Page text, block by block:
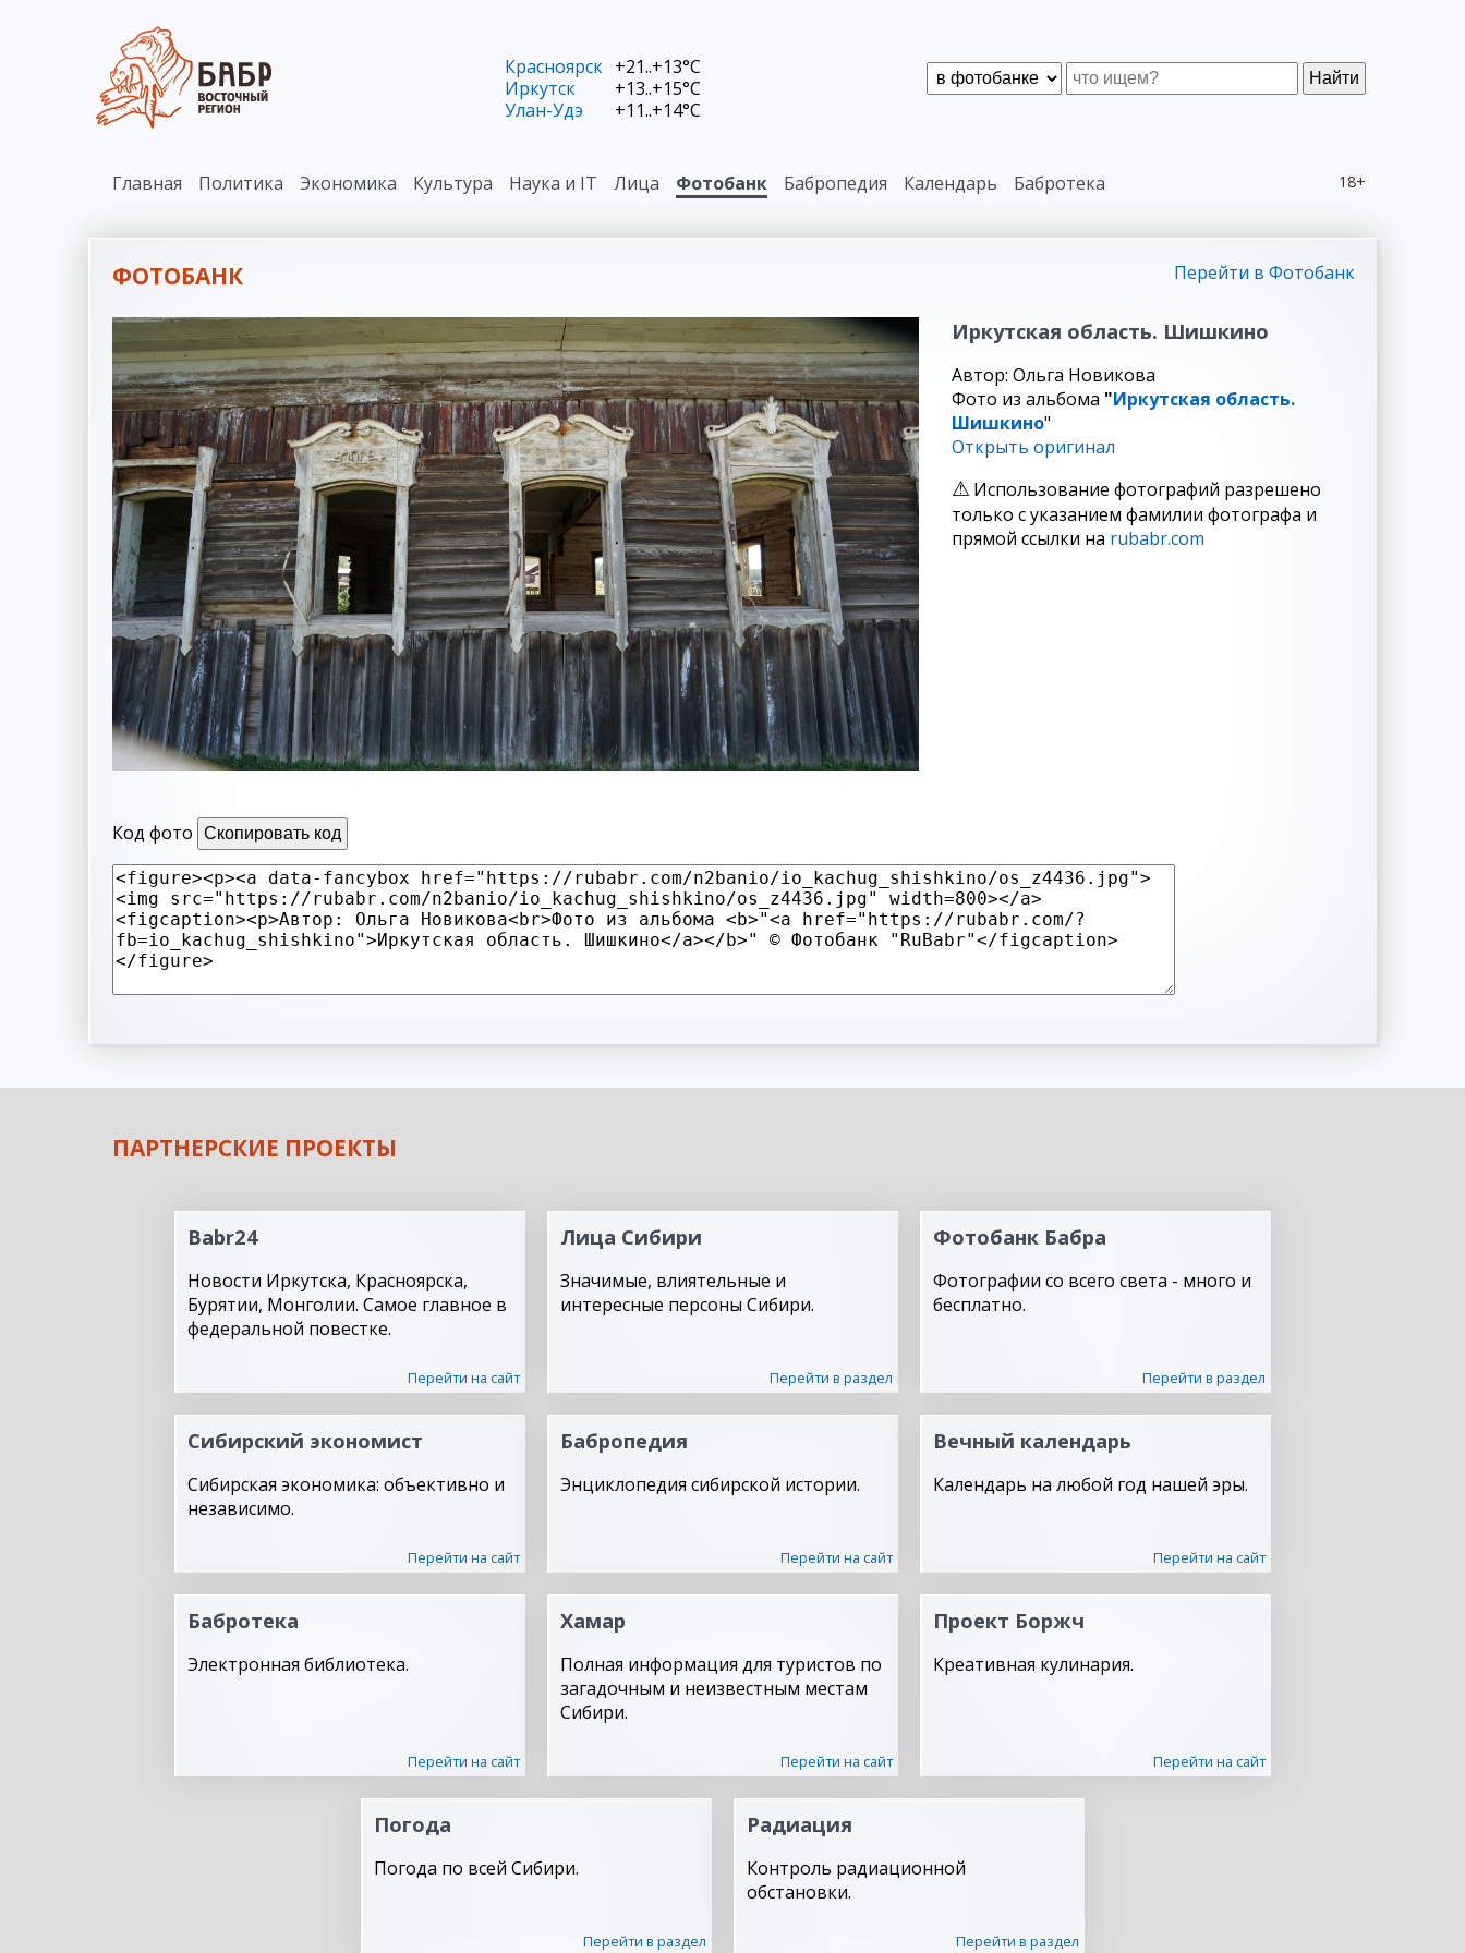
Найти
Красноярск +21..+13°C
Иркутск
+13..+15°C
Улан-Удэ
+11..+14°C
18+
Главная Политика Экономика Культура Наука и IT Лица Фотобанк Бабропедия Календарь Бабротека
ФОТОБАНК Перейти в Фотобанк
Иркутская область. Шишкино
Автор: Ольга Новикова
Фото из альбома "Иркутская область.
Шишкино"
Открыть оригинал
Использование фотографий разрешено
только с указанием фамилии фотографа и
прямой ссылки на rubabr.com
Код фото Скопировать код
ПАРТНЕРСКИЕ ПРОЕКТЫ
Babr24
Новости Иркутска, Красноярска,
Бурятии, Монголии. Самое главное в
федеральной повестке.
Перейти на сайт
Лица Сибири
Значимые, влиятельные и
интересные персоны Сибири.
Перейти в раздел
Фотобанк Бабра
Фотографии со всего света - много и
бесплатно.
Перейти в раздел
Сибирский экономист
Сибирская экономика: объективно и
независимо.
Перейти на сайт
Бабропедия
Энциклопедия сибирской истории.
Перейти на сайт
Вечный календарь
Календарь на любой год нашей эры.
Перейти на сайт
Бабротека
Электронная библиотека.
Перейти на сайт
Хамар
Полная информация для туристов по
загадочным и неизвестным местам
Сибири.
Перейти на сайт
Проект Боржч
Креативная кулинария.
Перейти на сайт
Погода
Погода по всей Сибири.
Перейти в раздел
Радиация
Контроль радиационной
обстановки.
Перейти в раздел